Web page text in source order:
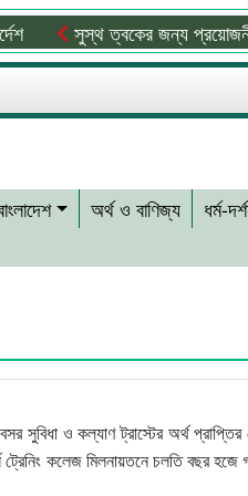
সুস্থ ত্বকের জন্য প্রয়োজনীয়
অর্থ ও বাণিজ্য ধর্ম-
সুবিধা ও কল্যাণ ট্রাস্টের অর্থ প্রাপ্তির
ট্রেনিং কলেজ মিলনায়তনে চলতি বছর হজে